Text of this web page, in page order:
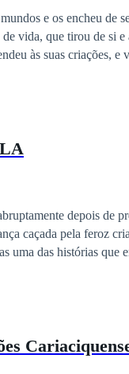
e os encheu de
vida, que tirou de si
às suas criações,
e os que vivem
tão vasta que irá
depois de
caçada pela feroz
uma das histórias
fada que sempre